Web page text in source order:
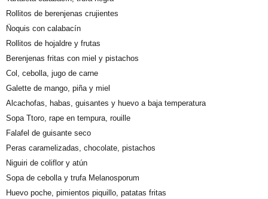
Rollitos de berenjenas crujientes
Ñoquis con calabacín
Rollitos de hojaldre y frutas
Berenjenas fritas con miel y pistachos
Col, cebolla, jugo de carne
Galette de mango, piña y miel
Alcachofas, habas, guisantes y huevo a baja temperatura
Sopa Ttoro, rape en tempura, rouille
Falafel de guisante seco
Peras caramelizadas, chocolate, pistachos
Niguiri de coliflor y atún
Sopa de cebolla y trufa Melanosporum
Huevo poche, pimientos piquillo, patatas fritas